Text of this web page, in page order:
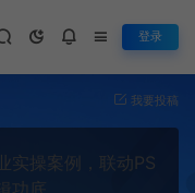
登录
我要投稿